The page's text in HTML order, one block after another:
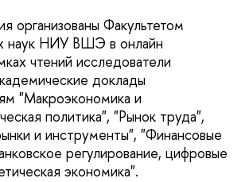
организованы Факультетом
наук НИУ ВШЭ в онлайн
чтений исследователи
доклады
"Макроэкономика и
политика", "Рынок труда",
и инструменты", "Финансовые
регулирование, цифровые
экономика".